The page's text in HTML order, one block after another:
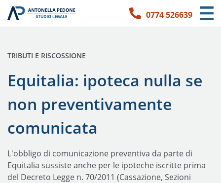
Link per l'accessibilità
Vai ai contenuti principali
Vai ai contatti0774 526639
Equitalia: ipoteca nulla se
non preventivamente
comunicata
PUBBLICATO IN:
TRIBUTI E RISCOSSIONE
L'obbligo di comunicazione preventiva da parte di
Equitalia sussiste anche per le ipoteche iscritte prima
del Decreto Legge n. 70/2011 (Cassazione, Sezioni